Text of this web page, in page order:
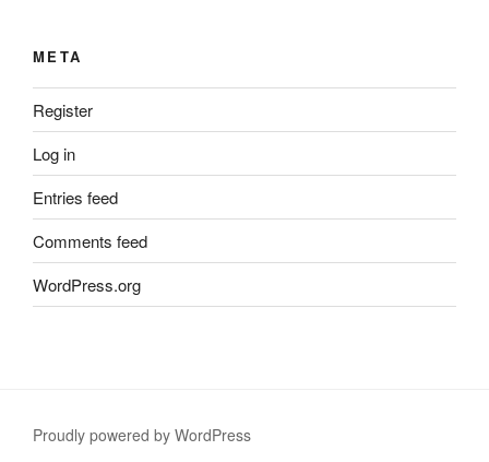
META
Register
Log in
Entries feed
Comments feed
WordPress.org
Proudly powered by WordPress